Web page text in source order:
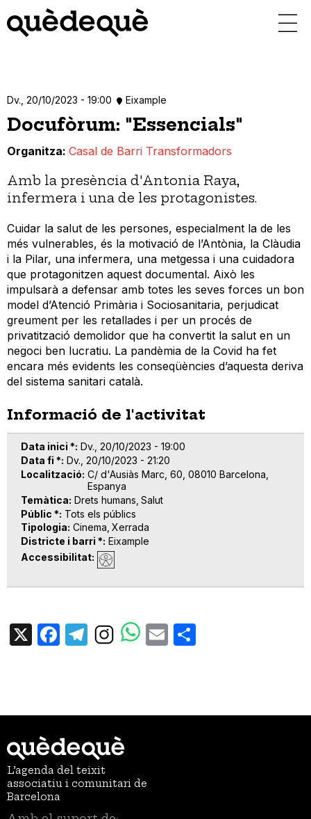
contingut
Dv., 20/10/2023 - 19:00 Eixample
Docufòrum: "Essencials"
Organitza Casal de Barri Transformadors
Amb la presència d'Antonia Raya,
infermera i una de les protagonistes.
Cuidar la salut de les persones, especialment la de les
més vulnerables, és la motivació de l’Antònia, la Clàudia
i la Pilar, una infermera, una metgessa i una cuidadora
que protagonitzen aquest documental. Això les
impulsarà a defensar amb totes les seves forces un bon
model d’Atenció Primària i Sociosanitaria, perjudicat
greument per les retallades i per un procés de
privatització demolidor que ha convertit la salut en un
negoci ben lucratiu. La pandèmia de la Covid ha fet
encara més evidents les conseqüències d’aquesta deriva
del sistema sanitari català.
Informació de l'activitat
Data inici * Dv., 20/10/2023 - 19:00
Data fi * Dv., 20/10/2023 - 21:20
Localització C/ d'Ausiàs Marc, 60, 08010 Barcelona,
Espanya
Temàtica Drets humans Salut
Públic * Tots els públics
Tipologia Cinema Xerrada
Districte i barri * Eixample
Accessibilitat
X Facebook
TelegramEmail
L’agenda del teixit
associatiu i comunitari de
Barcelona